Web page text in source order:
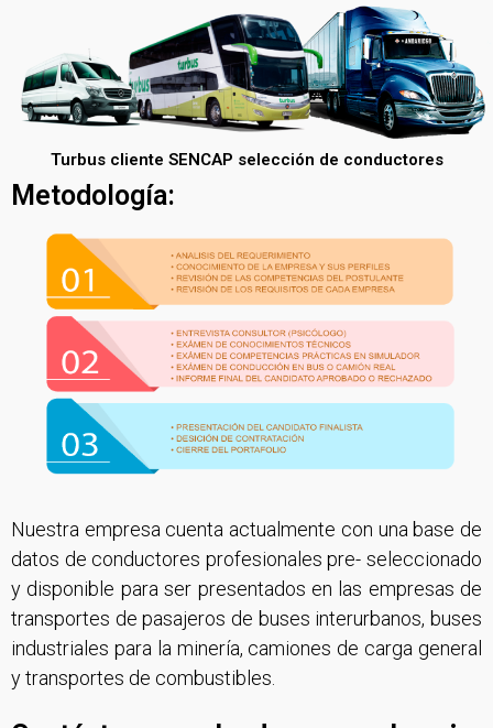
Turbus cliente SENCAP selección de conductores
Metodología:
Nuestra empresa cuenta actualmente con una base de
datos de conductores profesionales pre- seleccionado
y disponible para ser presentados en las empresas de
transportes de pasajeros de buses interurbanos, buses
industriales para la minería, camiones de carga general
y transportes de combustibles.